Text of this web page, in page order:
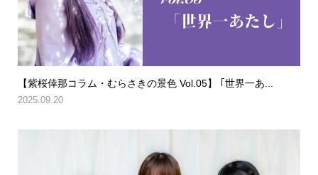
【紫桜倖那コラム・むらさきの景色 Vol.05】 ｢世界一あ...
2025.09.20